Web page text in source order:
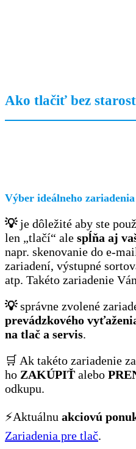
Ako tlačiť bez
Výber ideálneho zariadenia
💡je dôležité aby ste
len „tlačí“ ale spĺňa aj
napr. skenovanie do e-
zariadení, výstupné
atp. Takéto zariadenie
💡správne zvolené
prevádzkového
na tlač a servis.
🛒 Ak takéto zariadenie
ho ZAKÚPIŤ alebo
odkupu.
⚡Aktuálnu akciovú
Zariadenia pre tlač.